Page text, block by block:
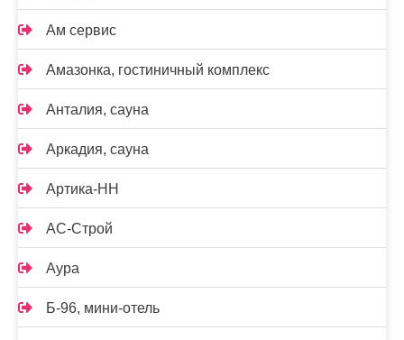
Ам сервис
Амазонка, гостиничный комплекс
Анталия, сауна
Аркадия, сауна
Артика-НН
АС-Строй
Аура
Б-96, мини-отель